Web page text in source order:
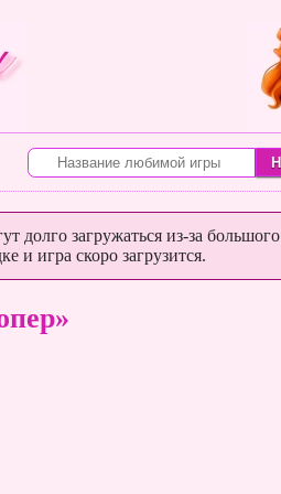
долго загружаться из-за большого
и игра скоро загрузится.